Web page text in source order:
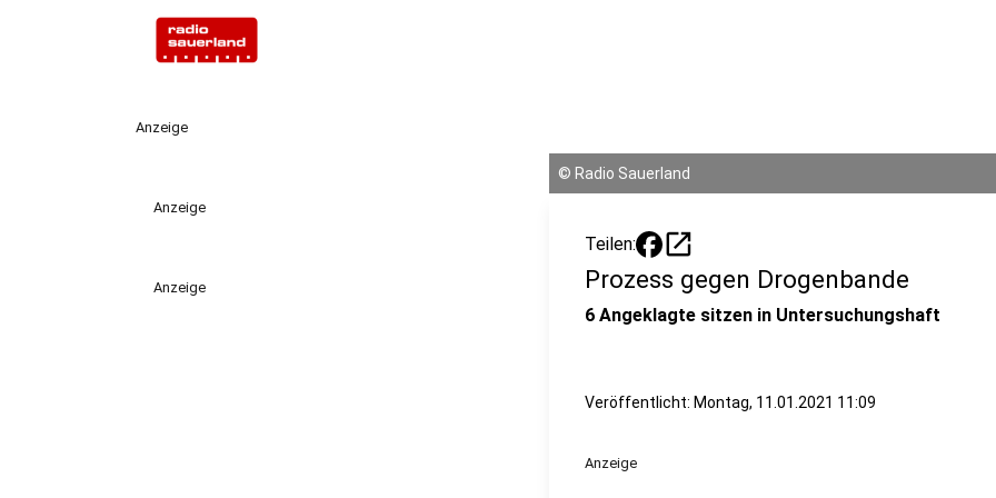
Anzeige
Anzeige
Anzeige
© Radio Sauerland
Teilen: open_in_new
Prozess gegen Drogenbande
6 Angeklagte sitzen in Untersuchungshaft
Veröffentlicht: Montag, 11.01.2021 11:09
Anzeige